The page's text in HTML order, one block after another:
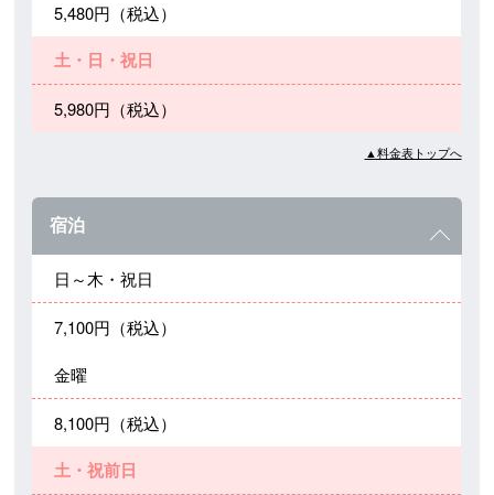
5,480円（税込）
土・日・祝日
5,980円（税込）
▲料金表トップへ
宿泊
日～木・祝日
7,100円（税込）
金曜
8,100円（税込）
土・祝前日